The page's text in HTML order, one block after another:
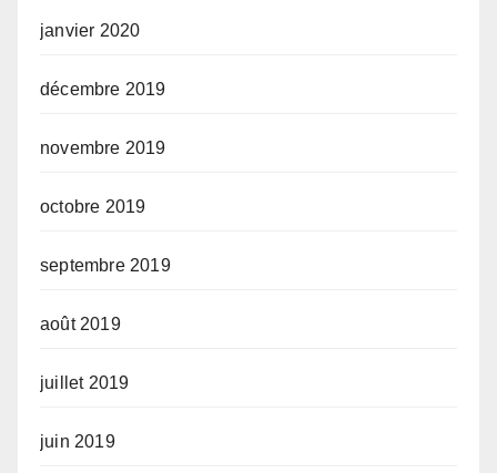
janvier 2020
décembre 2019
novembre 2019
octobre 2019
septembre 2019
août 2019
juillet 2019
juin 2019